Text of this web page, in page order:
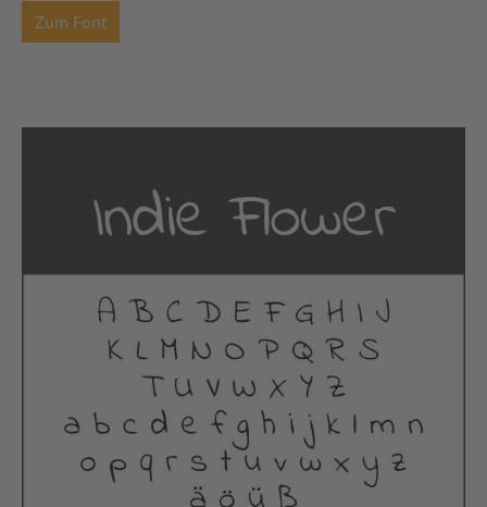
Zum Font